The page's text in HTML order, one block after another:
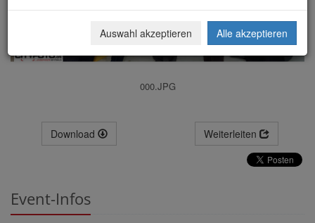
000.JPG
Download Weiterleiten
Event-Infos
Auswahl akzeptieren Alle akzeptieren